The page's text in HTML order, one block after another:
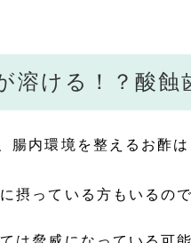
溶ける！？酸蝕
腸内環境を整えるお酢
摂っている方もいるの